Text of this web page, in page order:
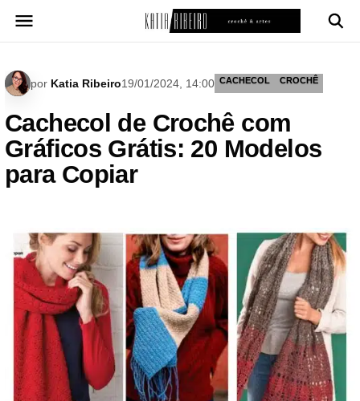
para
por Katia Ribeiro19/01/2024, 14:00 CACHECOL CROCHÊ
Cachecol de Crochê com
Gráficos Grátis: 20 Modelos
para Copiar